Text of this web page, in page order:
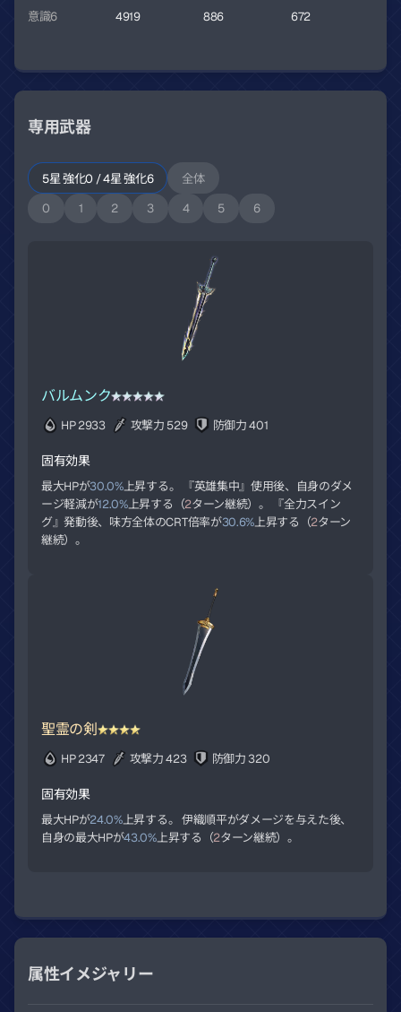
意識6
4919 886 672
専用武器
5星 強化0 / 4星 強化6
全体
0
1 2 3 4 5 6
バルムンク
HP 2933 攻撃力 529 防御力 401
固有効果
最大HPが30.0%上昇する。 『英雄集中』使用後、自身のダメ
ージ軽減が12.0%上昇する（2ターン継続）。 『全力スイン
グ』発動後、味方全体のCRT倍率が30.6%上昇する（2ターン
継続）。
聖霊の剣
HP 2347 攻撃力 423 防御力 320
固有効果
最大HPが24.0%上昇する。 伊織順平がダメージを与えた後、
自身の最大HPが43.0%上昇する（2ターン継続）。
属性イメジャリー